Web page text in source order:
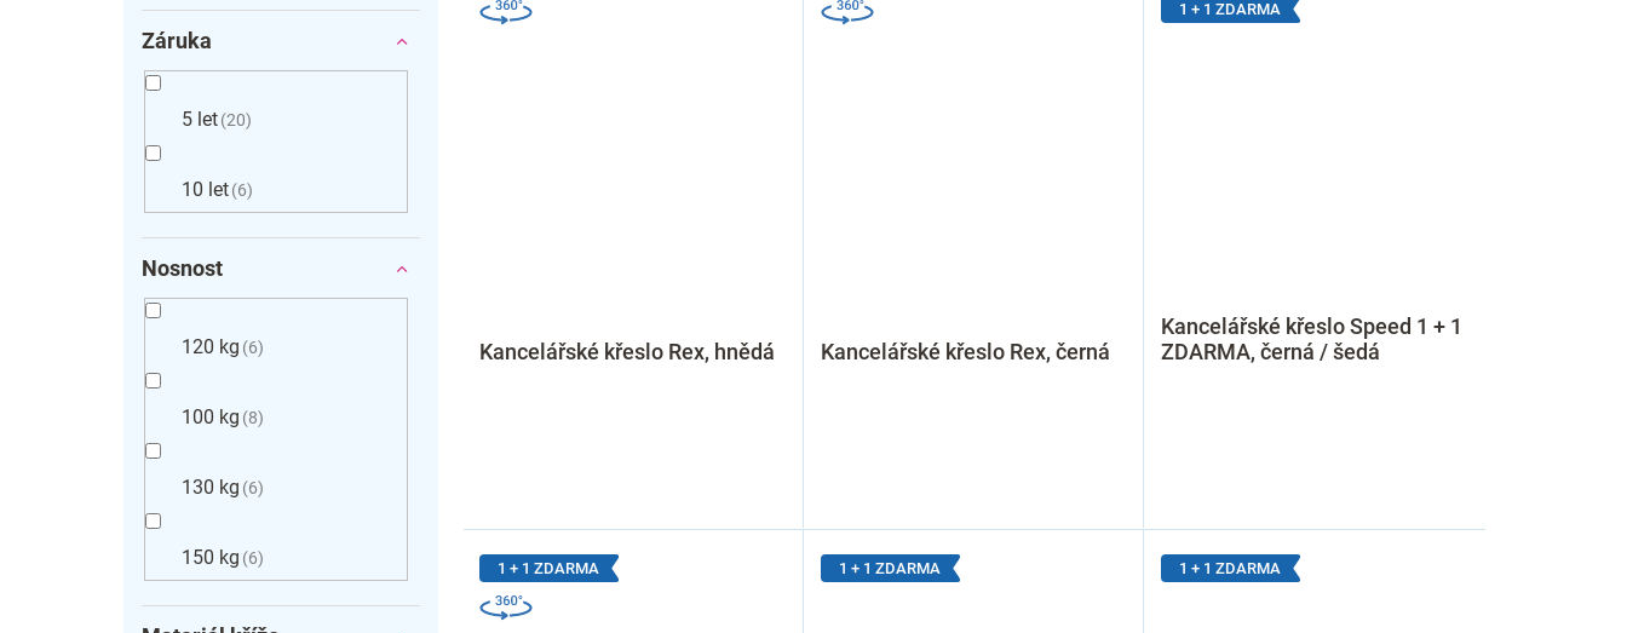
Záruka
5 let 20
10 let 6
Nosnost
120 kg 6
100 kg 8
130 kg 6
150 kg 6
Kancelářské křeslo Rex, hnědá Kancelářské křeslo Rex, černá
1 + 1 ZDARMA
Kancelářské křeslo Speed 1 + 1
ZDARMA, černá / šedá
1 + 1 ZDARMA 1 + 1 ZDARMA 1 + 1 ZDARMA